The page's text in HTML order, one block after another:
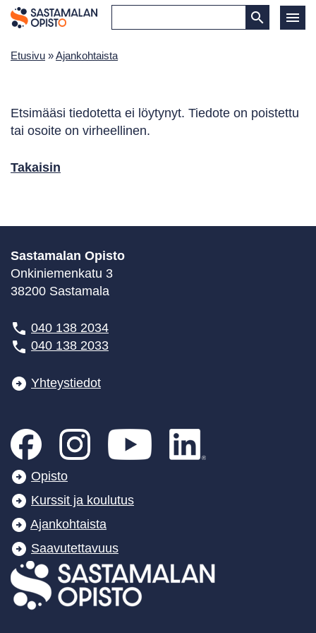
Etusivu »Ajankohtaista
Etsimääsi tiedotetta ei löytynyt. Tiedote on poistettu
tai osoite on virheellinen.
Takaisin
Sastamalan Opisto
Onkiniemenkatu 3
38200 Sastamala
040 138 2034
040 138 2033
Yhteystiedot
Opisto
Kurssit ja koulutus
Ajankohtaista
Saavutettavuus